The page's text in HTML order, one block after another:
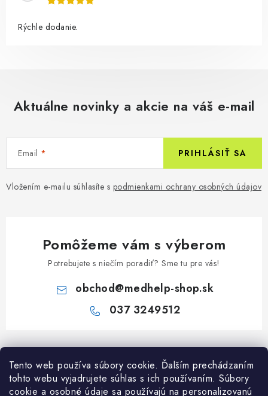
Tento web používa súbory cookie. Ďalším prechádzaním
tohto webu vyjadrujete súhlas s ich používaním. Súbory
cookie a osobné údaje sa používajú na personalizovanú
Rýchle dodanie.
Aktuálne novinky a akcie na váš e-mail
Email
Vložením e-mailu súhlasíte s podmienkami ochrany osobných údajov
PRIHLÁSIŤ SA
Pomôžeme vám s výberom
Potrebujete s niečím poradiť? Sme tu pre vás!
obchod@medhelp-shop.sk
037 3249512
Z
á
Informácie pre vás
O firme